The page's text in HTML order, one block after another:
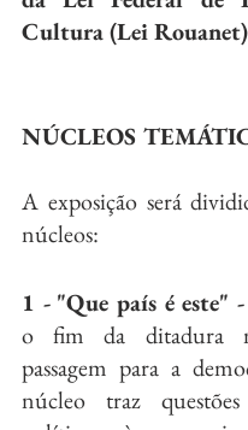
Cultura (Lei Rouanet)
NÚCLEOS
A exposição será
núcleos:
1 - "Que país é este" -
o fim da ditadura
passagem para a
núcleo traz